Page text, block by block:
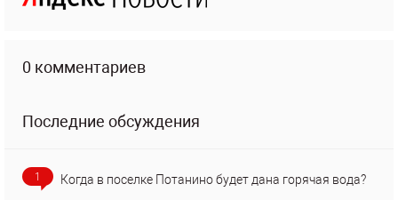
0 комментариев
Последние обсуждения
1 Когда в поселке Потанино будет дана горячая вода?